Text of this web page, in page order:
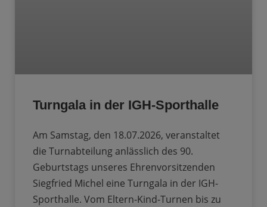
Turngala in der IGH-Sporthalle
Am Samstag, den 18.07.2026, veranstaltet
die Turnabteilung anlässlich des 90.
Geburtstags unseres Ehrenvorsitzenden
Siegfried Michel eine Turngala in der IGH-
Sporthalle. Vom Eltern-Kind-Turnen bis zu